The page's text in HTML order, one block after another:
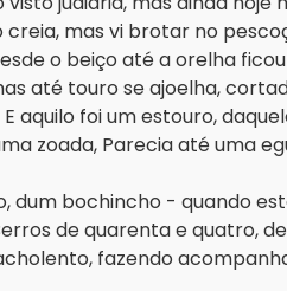
creia, mas vi brotar no
o beiço até a orelha
até touro se ajoelha,
aquilo foi um estouro,
zoada, Parecia até uma
dum bochincho - quando
de quarenta e quatro,
fazendo